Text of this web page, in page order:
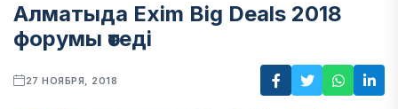
Алматыда Exim Big Deals 2018
форумы өтеді
27 НОЯБРЯ, 2018